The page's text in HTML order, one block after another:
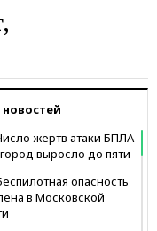
жертв атаки БПЛА
выросло до пяти
опасность
в Московской